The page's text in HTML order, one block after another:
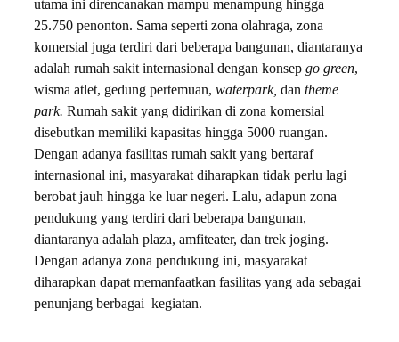
utama ini direncanakan mampu menampung hingga
25.750 penonton. Sama seperti zona olahraga, zona
komersial juga terdiri dari beberapa bangunan, diantaranya
adalah rumah sakit internasional dengan konsep go green,
wisma atlet, gedung pertemuan, waterpark, dan theme
park. Rumah sakit yang didirikan di zona komersial
disebutkan memiliki kapasitas hingga 5000 ruangan.
Dengan adanya fasilitas rumah sakit yang bertaraf
internasional ini, masyarakat diharapkan tidak perlu lagi
berobat jauh hingga ke luar negeri. Lalu, adapun zona
pendukung yang terdiri dari beberapa bangunan,
diantaranya adalah plaza, amfiteater, dan trek joging.
Dengan adanya zona pendukung ini, masyarakat
diharapkan dapat memanfaatkan fasilitas yang ada sebagai
penunjang berbagai kegiatan.